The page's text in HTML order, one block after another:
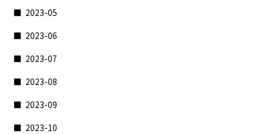
2023-05
2023-06
2023-07
2023-08
2023-09
2023-10